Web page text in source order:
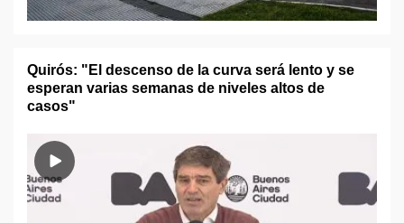
Quirós: "El descenso de la curva será lento y se
esperan varias semanas de niveles altos de
casos"